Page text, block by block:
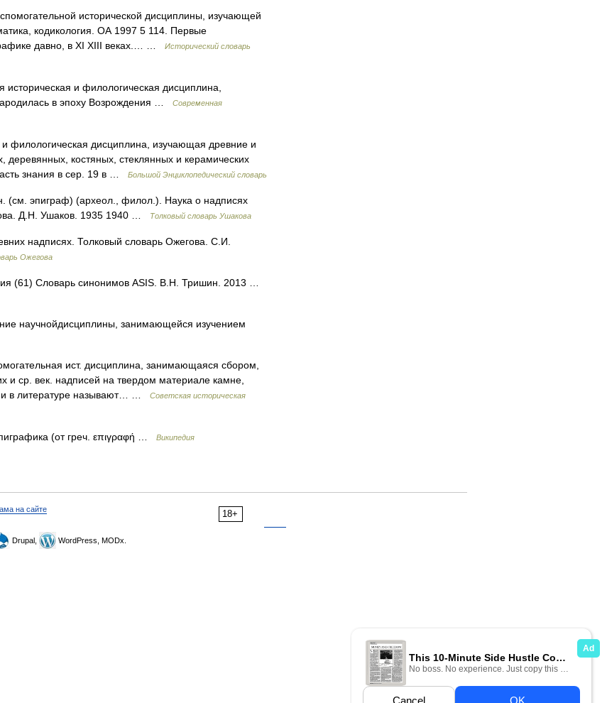
исторической дисциплины, изучающей
кодикология. ОА 1997 5 114. Первые
давно, в XI XIII веках.… …
Исторический словарь
и филологическая дисциплина,
в эпоху Возрождения …
Современная
филологическая дисциплина, изучающая древние и
костяных, стеклянных и керамических
знания в сер. 19 в …
Большой Энциклопедический словарь
эпиграф) (археол., филол.). Наука о надписях
Д.Н. Ушаков. 1935 1940 …
Толковый словарь Ушакова
надписях. Толковый словарь Ожегова. С.И.
Ожегова
(61) Словарь синонимов ASIS. В.Н. Тришин. 2013 …
научнойдисциплины, занимающейся изучением
ист. дисциплина, занимающаяся сбором,
и ср. век. надписей на твердом материале камне,
в литературе называют… …
Советская историческая
(от греч. επιγραφή … Википедия
18+
на сайте
Drupal, WordPress, MODx.